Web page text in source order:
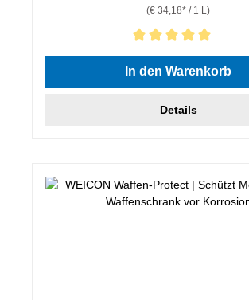
(€ 34,18* / 1 L)
Durchschnittliche Bewertung von 5 von
In den Warenkorb
Details